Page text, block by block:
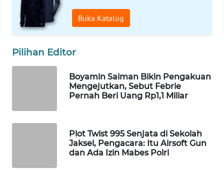
Buka Katalog
Pilihan Editor
Boyamin Saiman Bikin Pengakuan
Mengejutkan, Sebut Febrie
Pernah Beri Uang Rp1,1 Miliar
Plot Twist 995 Senjata di Sekolah
Jaksel, Pengacara: Itu Airsoft Gun
dan Ada Izin Mabes Polri
WN
LIKUPANG
LABUANBAJO
Media
NEWS